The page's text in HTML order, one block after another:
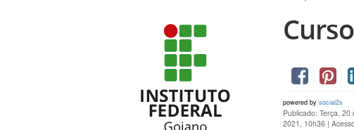
powered by social2s
Publicado: Terça,
2021, 10h36 |